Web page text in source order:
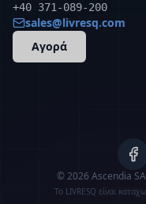
+40 371-089-200
sales@livresq.com
Αγορά
© 2026 Ascendia
Το LIVRESQ είναι